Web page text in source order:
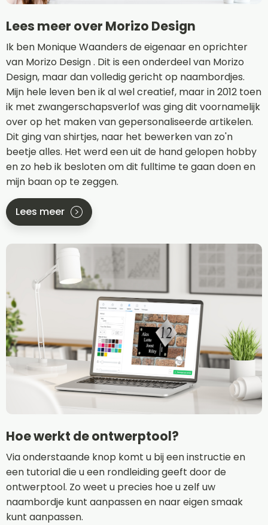
Lees meer over Morizo Design
Ik ben Monique Waanders de eigenaar en oprichter
van Morizo Design . Dit is een onderdeel van Morizo
Design, maar dan volledig gericht op naambordjes.
Mijn hele leven ben ik al wel creatief, maar in 2012 toen
ik met zwangerschapsverlof was ging dit voornamelijk
over op het maken van gepersonaliseerde artikelen.
Dit ging van shirtjes, naar het bewerken van zo'n
beetje alles. Het werd een uit de hand gelopen hobby
en zo heb ik besloten om dit fulltime te gaan doen en
mijn baan op te zeggen.
Lees meer
Hoe werkt de ontwerptool?
Via onderstaande knop komt u bij een instructie en
een tutorial die u een rondleiding geeft door de
ontwerptool. Zo weet u precies hoe u zelf uw
naambordje kunt aanpassen en naar eigen smaak
kunt aanpassen.